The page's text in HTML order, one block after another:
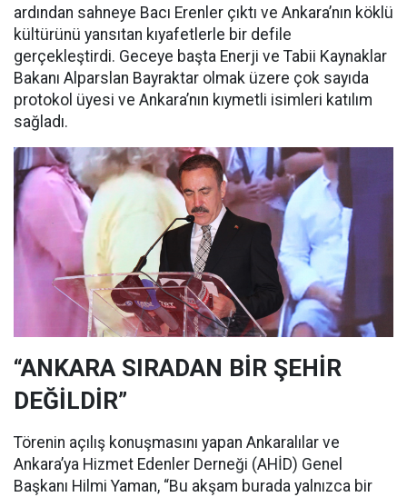
ardından sahneye Bacı Erenler çıktı ve Ankara’nın köklü
kültürünü yansıtan kıyafetlerle bir defile
gerçekleştirdi. Geceye başta Enerji ve Tabii Kaynaklar
Bakanı Alparslan Bayraktar olmak üzere çok sayıda
protokol üyesi ve Ankara’nın kıymetli isimleri katılım
sağladı.
“ANKARA SIRADAN BİR ŞEHİR
DEĞİLDİR”
Törenin açılış konuşmasını yapan Ankaralılar ve
Ankara’ya Hizmet Edenler Derneği (AHİD) Genel
Başkanı Hilmi Yaman, “Bu akşam burada yalnızca bir